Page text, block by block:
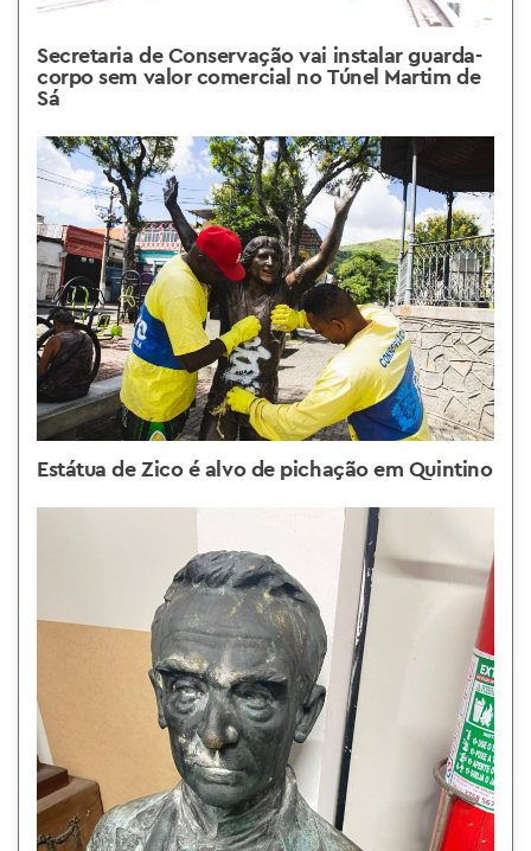
Secretaria de Conservação vai instalar guarda-
corpo sem valor comercial no Túnel Martim de
Sá
Estátua de Zico é alvo de pichação em Quintino